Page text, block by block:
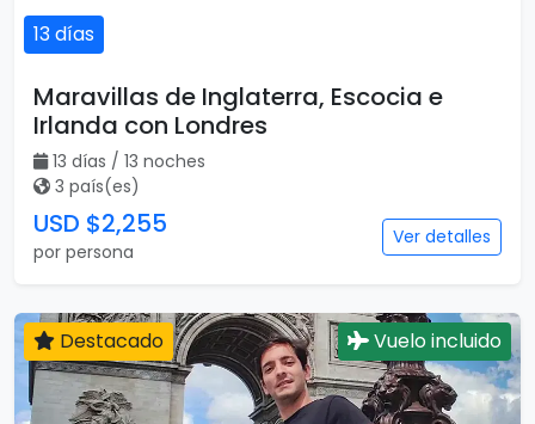
13 días
Maravillas de Inglaterra, Escocia e
Irlanda con Londres
13 días / 13 noches
3 país(es)
USD $2,255
por persona
Ver detalles
Destacado Vuelo incluido